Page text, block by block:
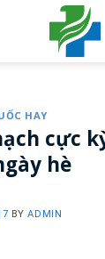
HAY
cực
hè
BYADMIN